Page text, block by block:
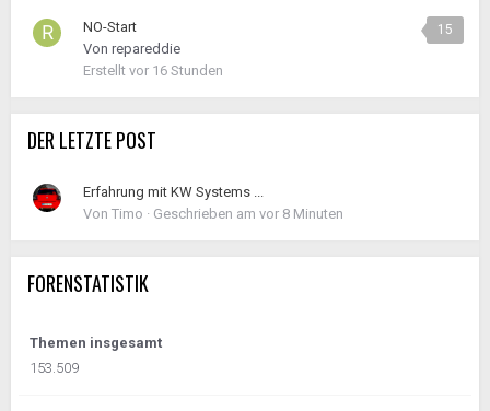
15
NO-Start
Von repareddie
Erstellt vor 16 Stunden
DER LETZTE POST
Erfahrung mit KW Systems ...
Von Timo · Geschrieben am vor 8 Minuten
FORENSTATISTIK
Themen insgesamt
153.509